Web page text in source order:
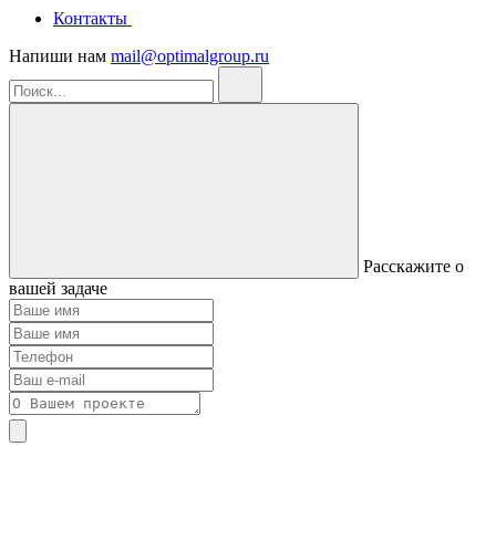
Контакты
Напиши нам mail@optimalgroup.ru
Расскажите о
вашей задаче